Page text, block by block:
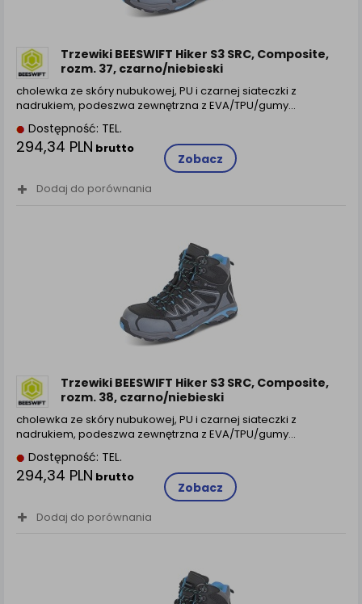
Trzewiki BEESWIFT Hiker S3 SRC, Composite,
rozm. 37, czarno/niebieski
cholewka ze skóry nubukowej, PU i czarnej siateczki z
nadrukiem, podeszwa zewnętrzna z EVA/TPU/gumy…
Dostępność: TEL.
294,34 PLN brutto
Zobacz
Dodaj do porównania
Trzewiki BEESWIFT Hiker S3 SRC, Composite,
rozm. 38, czarno/niebieski
cholewka ze skóry nubukowej, PU i czarnej siateczki z
nadrukiem, podeszwa zewnętrzna z EVA/TPU/gumy…
Dostępność: TEL.
294,34 PLN brutto
Zobacz
Dodaj do porównania